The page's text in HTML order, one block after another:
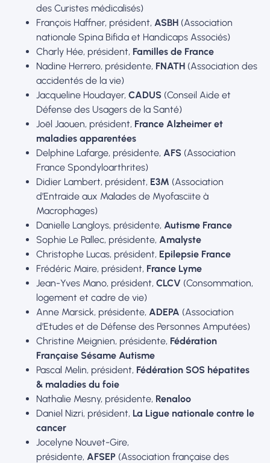
des Curistes médicalisés)
François Haffner, président, ASBH (Association
nationale Spina Bifida et Handicaps Associés)
Charly Hée, président, Familles de France
Nadine Herrero, présidente, FNATH (Association des
accidentés de la vie)
Jacqueline Houdayer, CADUS (Conseil Aide et
Défense des Usagers de la Santé)
Joël Jaouen, président, France Alzheimer et
maladies apparentées
Delphine Lafarge, présidente, AFS (Association
France Spondyloarthrites)
Didier Lambert, président, E3M (Association
d’Entraide aux Malades de Myofasciite à
Macrophages)
Danielle Langloys, présidente, Autisme France
Sophie Le Pallec, présidente, Amalyste
Christophe Lucas, président, Epilepsie France
Frédéric Maire, président, France Lyme
Jean-Yves Mano, président, CLCV (Consommation,
logement et cadre de vie)
Anne Marsick, présidente, ADEPA (Association
d’Etudes et de Défense des Personnes Amputées)
Christine Meignien, présidente, Fédération
Française Sésame Autisme
Pascal Melin, président, Fédération SOS hépatites
& maladies du foie
Nathalie Mesny, présidente, Renaloo
Daniel Nizri, président, La Ligue nationale contre le
cancer
Jocelyne Nouvet-Gire,
présidente, AFSEP (Association française des